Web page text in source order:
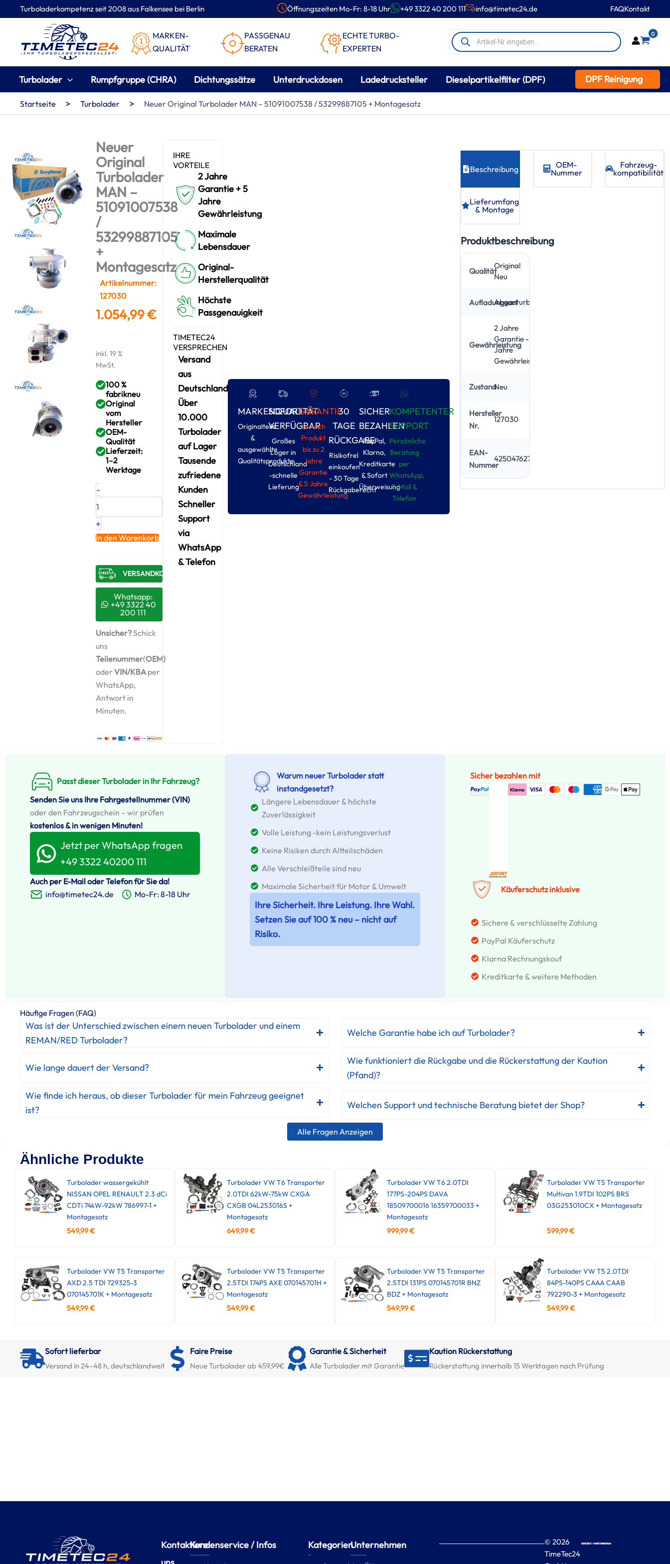
Turboladerkompetenz seit 2008 aus Falkensee bei Berlin Öffnungszeiten Mo-Fr: 8-18 Uhr +49 3322 40 200 111 info@timetec24.de FAQKontakt
MARKEN-
QUALITÄT
PASSGENAU
BERATEN
ECHTE TURBO-
EXPERTEN
Products
search
0
Turbolader Rumpfgruppe (CHRA) Dichtungssätze Unterdruckdosen Ladedrucksteller Dieselpartikelfilter (DPF) DPF Reinigung
Inhalt
Startseite > Turbolader > Neuer Original Turbolader MAN – 51091007538 / 53299887105 + Montagesatz
Neuer
Original
Turbolader
MAN –
51091007538
/
53299887105
+
Montagesatz
Artikelnummer:
127030
1.054,99€
inkl. 19 %
MwSt.
100 %
fabrikneu
Original
vom
Hersteller
OEM-
Qualität
Lieferzeit:
1–2
Werktage
-Neuer
Original
MAN
–
51091007538
/
+
Montagesatz
Menge
+
In den Warenkorb
VERSANDKOSTENFREI​
Whatsapp:
+49 3322 40
200 111
Unsicher?Schick
uns
Teilenummer(OEM)
oderVIN/KBA per
WhatsApp,
Antwort in
Minuten.
IHRE
VORTEILE
2 Jahre
Garantie + 5
Jahre
Gewährleistung
Maximale
Lebensdauer
Original-
Herstellerqualität
Höchste
Passgenauigkeit
TIMETEC24
VERSPRECHEN
Versand
aus
Deutschland
Über
10.000
Turbolader
auf Lager
Tausende
zufriedene
Kunden
Schneller
Support
via
WhatsApp
& Telefon
MARKENQUALITÄT
Originalteile
&
ausgewählte
Qualitätsprodukte
SOFORT
VERFÜGBAR
Großes
Loger in
Deutschland
-schnelle
Lieferung
GARANTIE
Je nach
Produkt
bis zu 2
Jahre
Garantie
& 5 Jahre
Gewährleistung
30
TAGE
RÜCKGABE
Risikofrel
einkoufen
- 30 Tage
Rückgaberecht
SICHER
BEZAHLEN
PayPal,
Klarna,
Kreditkarte
& Sofort
Überweisung
KOMPETENTER
SUPPORT
Persönliche
Beratung
per
WhatsApp,
E-Moil &
Tolefon
Beschreibung
OEM-
Nummer
Fahrzeug­
kompatibilität
Lieferumfang
& Montage
Produktbeschreibung
Qualität
Original
Neu
AufladungsartAbgasturbolader
Gewährleistung
2 Jahre
Garantie - 5
Jahre
Gewährleistung
ZustandNeu
Hersteller
Nr.
127030
EAN-
Nummer
4250476270308
Passt dieser Turbolader in Ihr Fahrzeug?
Senden Sie uns Ihre Fahrgestellnummer (VIN)
oder den Fahrzeugschein – wir prüfen
kostenlos & in wenigen Minuten!
Jetzt per WhatsApp fragen
+49 3322 40200 111
Auch per E-Mail oder Telefon für Sie da!
info@timetec24.de
Mo-Fr: 8-18 Uhr
Warum neuer Turbolader statt
instandgesetzt?
Längere Lebensdauer & höchste
Zuverlässigkeit
Volle Leistung -kein Leistungsverlust
Keine Risiken durch Altteilschäden
Alle Verschleißteile sind neu
Maximale Sicherheit für Motor & Umwelt
Ihre Sicherheit. Ihre Leistung. Ihre Wahl.
Setzen Sie auf 100 % neu – nicht auf
Risiko.
Sicher bezahlen mit
Käuferschutz inklusive
Sichere & verschlüsselte Zahlung
PayPal Käuferschutz
Klarna Rechnungskouf
Kreditkarte & weitere Methoden
Häufige Fragen (FAQ)
Was ist der Unterschied zwischen einem neuen Turbolader und einem
REMAN/RED Turbolader?
Welche Garantie habe ich auf Turbolader?
Wie lange dauert der Versand?
Wie funktioniert die Rückgabe und die Rückerstattung der Kaution
(Pfand)?
Wie finde ich heraus, ob dieser Turbolader für mein Fahrzeug geeignet
ist?
Welchen Support und technische Beratung bietet der Shop?
Alle Fragen Anzeigen
Ähnliche Produkte
Turbolader wassergekühlt
NISSAN OPEL RENAULT 2.3 dCi
CDTi 74kW-92kW 786997-1 +
Montagesatz
549,99€
Turbolader VW T6 Transporter
2.0TDI 62kW-75kW CXGA
CXGB 04L253016S +
Montagesatz
649,99€
Turbolader VW T6 2.0TDI
177PS-204PS DAVA
18509700016 16359700033 +
Montagesatz
999,99€
Turbolader VW T5 Transporter
Multivan 1.9TDI 102PS BRS
03G253010CX + Montagesatz
599,99€
Turbolader VW T5 Transporter
AXD 2.5 TDI 729325-3
070145701K + Montagesatz
549,99€
Turbolader VW T5 Transporter
2.5TDI 174PS AXE 070145701H +
Montagesatz
549,99€
Turbolader VW T5 Transporter
2.5TDI 131PS 070145701R BNZ
BDZ + Montagesatz
549,99€
Turbolader VW T5 2.0TDI
84PS-140PS CAAA CAAB
792290-3 + Montagesatz
549,99€
Sofort lieferbar
Versand in 24–48 h, deutschlandweit
Faire Preise
Neue Turbolader ab 459,99€
Garantie & Sicherheit
Alle Turbolader mit Garantie
Kaution Rückerstattung
Rückerstattung innerhalb 15 Werktagen nach Prüfung
KontaktiereKundenservice / Infos KategorienUnternehmen
© 2026
TimeTec24